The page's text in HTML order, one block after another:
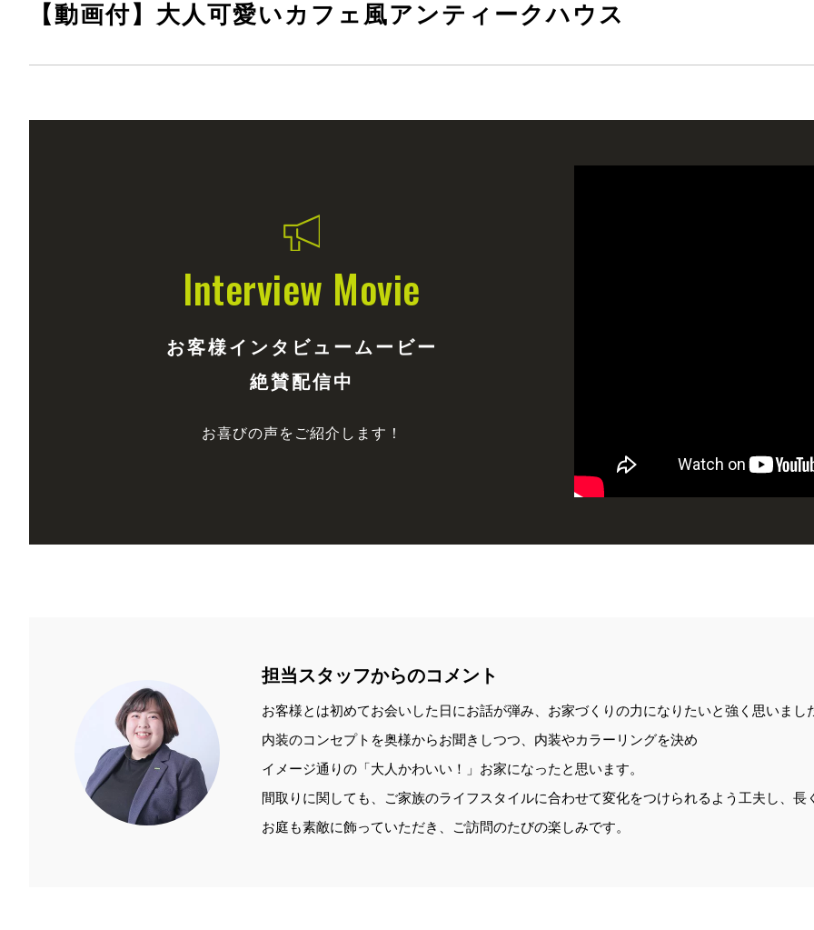
【動画付】大人可愛いカフェ風アンティークハウス
Interview Movie
お客様インタビュームービー
絶賛配信中
お喜びの声をご紹介します！
担当スタッフからのコメント
お客様とは初めてお会いした日にお話が弾み、お家づくりの力になりたいと強く思いまし
内装のコンセプトを奥様からお聞きしつつ、内装やカラーリングを決め
イメージ通りの「大人かわいい！」お家になったと思います。
間取りに関しても、ご家族のライフスタイルに合わせて変化をつけられるよう工夫し、
お庭も素敵に飾っていただき、ご訪問のたびの楽しみです。